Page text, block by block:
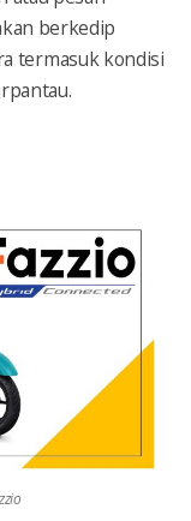
berkedip
termasuk kondisi